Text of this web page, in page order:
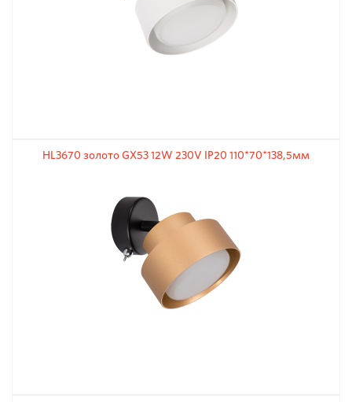
HL3670 золото GX53 12W 230V IP20 110*70*138,5мм